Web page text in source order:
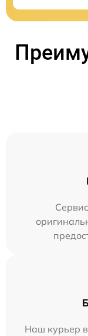
Наш курьер в